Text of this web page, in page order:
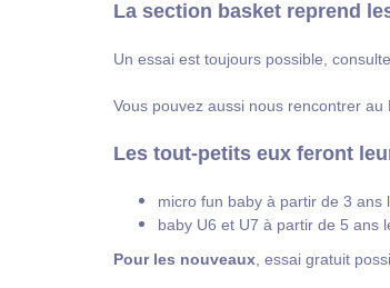
La section basket reprend
Un essai est toujours possible,
Vous pouvez aussi nous rencontrer
Les tout-petits eux feront
micro fun baby à partir de 3 ans
baby U6 et U7 à partir de 5 ans
Pour les nouveaux , essai gratuit